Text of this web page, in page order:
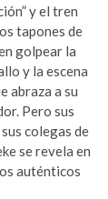
y el tren
tapones de
golpear la
y la escena
abraza a su
Pero sus
colegas de
se revela en
auténticos